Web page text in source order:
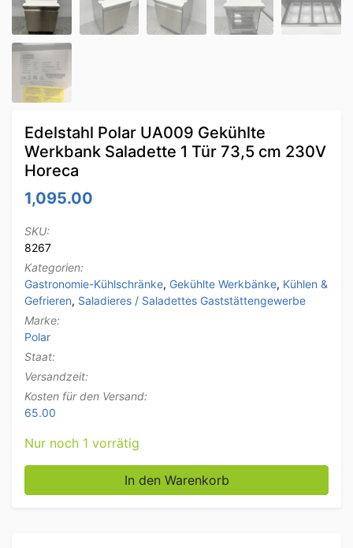
Edelstahl Polar UA009 Gekühlte
Werkbank Saladette 1 Tür 73,5 cm 230V
Horeca
1,095.00
SKU:
8267
Kategorien:
Gastronomie-Kühlschränke, Gekühlte Werkbänke, Kühlen &
Gefrieren, Saladieres / Saladettes Gaststättengewerbe
Marke:
Polar
Staat:
Versandzeit:
Kosten für den Versand:
65.00
Nur noch 1 vorrätig
Edelstahl Polar UA009 Gekühlte Werkbank Saladette
In den Warenkorb